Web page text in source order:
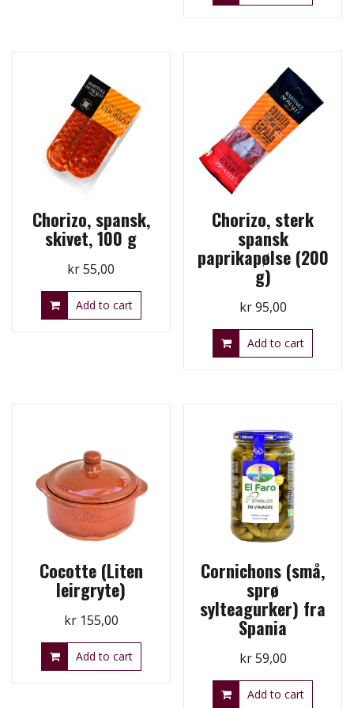
Chorizo, spansk,
skivet, 100 g
kr55,00
Add to cart
Chorizo, sterk
spansk
paprikapølse (200
g)
kr95,00
Add to cart
Cocotte (Liten
leirgryte)
kr155,00
Add to cart
Cornichons (små,
sprø
sylteagurker) fra
Spania
kr59,00
Add to cart